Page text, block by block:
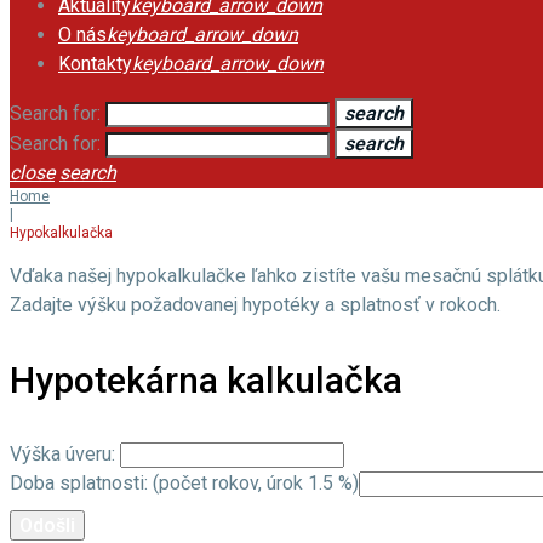
Aktualitykeyboard_arrow_down
O náskeyboard_arrow_down
Kontaktykeyboard_arrow_down
Search for:
search
Search for:
search
close search
Home
Hypokalkulačka
Vďaka našej hypokalkulačke ľahko zistíte vašu mesačnú
Zadajte výšku požadovanej hypotéky a splatnosť v rokoch.
Hypotekárna kalkulačka
Výška úveru:
Doba splatnosti: (počet rokov, úrok 1.5 %)